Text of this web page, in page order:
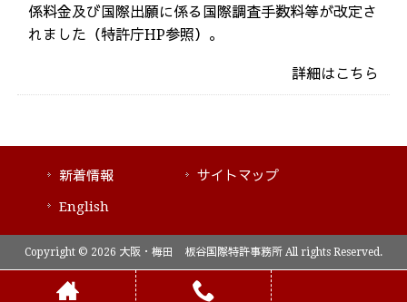
係料金及び国際出願に係る国際調査手数料等が改定さ
れました（特許庁HP参照）。
詳細はこちら
新着情報
サイトマップ
English
Copyright © 2026 大阪・梅田 板谷国際特許事務所 All rights Reserved.